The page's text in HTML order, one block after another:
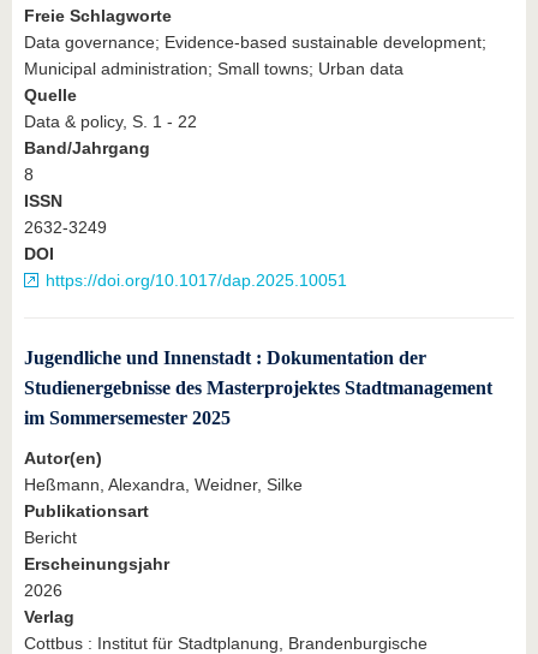
Freie Schlagworte
Data governance; Evidence-based sustainable development;
Municipal administration; Small towns; Urban data
Quelle
Data & policy, S. 1 - 22
Band/Jahrgang
8
ISSN
2632-3249
DOI
https://doi.org/10.1017/dap.2025.10051
Jugendliche und Innenstadt : Dokumentation der
Studienergebnisse des Masterprojektes Stadtmanagement
im Sommersemester 2025
Autor(en)
Heßmann, Alexandra, Weidner, Silke
Publikationsart
Bericht
Erscheinungsjahr
2026
Verlag
Cottbus : Institut für Stadtplanung, Brandenburgische